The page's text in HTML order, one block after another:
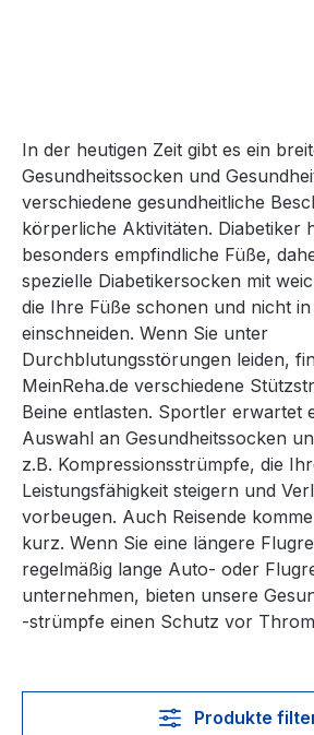
In der heutigen Zeit gibt es ein
Gesundheitssocken und
verschiedene gesundheitliche
körperliche Aktivitäten. Diabetiker
besonders empfindliche Füße,
spezielle Diabetikersocken mit
die Ihre Füße schonen und nicht
einschneiden. Wenn Sie unter
Durchblutungsstörungen leiden,
MeinReha.de verschiedene
Beine entlasten. Sportler erwartet
Auswahl an Gesundheitssocken
z.B. Kompressionsstrümpfe, die
Leistungsfähigkeit steigern und
vorbeugen. Auch Reisende
kurz. Wenn Sie eine längere
regelmäßig lange Auto- oder
unternehmen, bieten unsere
-strümpfe einen Schutz vor
Produkte